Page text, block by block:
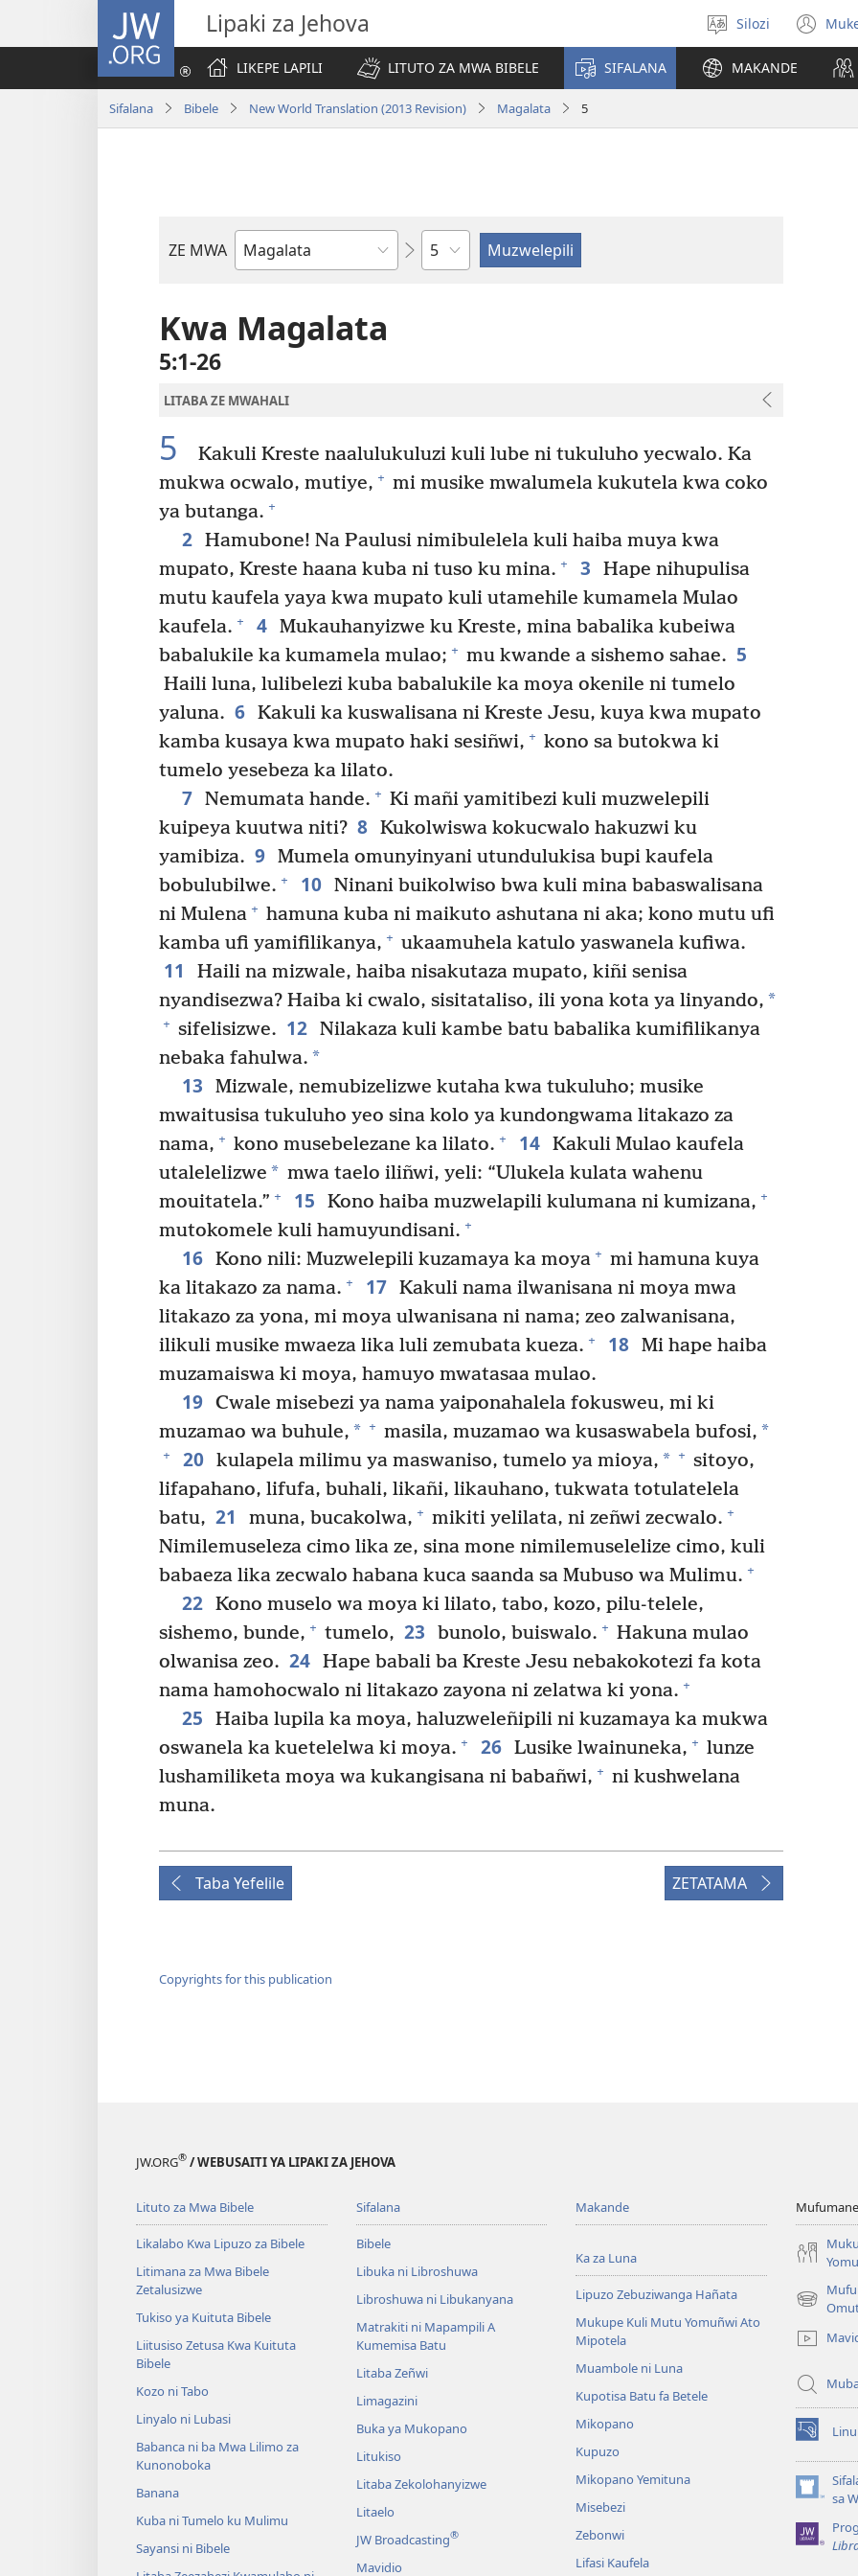
JW.ORG Lipaki za Jehova
Mukete
puo
Silozi
LIKEPE LAPILI
LITUTO ZA MWA BIBELE SIFALANA MAKANDE
Sifalana Bibele New World Translation (2013 Revision) Magalata 5
ZE MWA
Buka
Chapter
Kwa Magalata
5:1-26
LITABA ZE MWAHALI
5
Kakuli Kreste naalulukuluzi kuli lube ni tukuluho yecwalo. Ka
mukwa ocwalo, mutiye, + mi musike mwalumela kukutela kwa coko
ya butanga. +
2 Hamubone! Na Paulusi nimibulelela kuli haiba muya kwa
mupato, Kreste haana kuba ni tuso ku mina. + 3
Hape nihupulisa
mutu kaufela yaya kwa mupato kuli utamehile kumamela Mulao
kaufela. + 4 Mukauhanyizwe ku Kreste, mina babalika kubeiwa
babalukile ka kumamela mulao; + mu kwande a sishemo sahae. 5
Haili luna, lulibelezi kuba babalukile ka moya okenile ni tumelo
yaluna. 6 Kakuli ka kuswalisana ni Kreste Jesu, kuya kwa mupato
kamba kusaya kwa mupato haki sesiñwi, + kono sa butokwa ki
tumelo yesebeza ka lilato.
7 Nemumata hande. + Ki mañi yamitibezi kuli muzwelepili
kuipeya kuutwa niti? 8 Kukolwiswa kokucwalo hakuzwi ku
yamibiza. 9 Mumela omunyinyani utundulukisa bupi kaufela
bobulubilwe. + 10 Ninani buikolwiso bwa kuli mina babaswalisana
ni Mulena + hamuna kuba ni maikuto ashutana ni aka; kono mutu ufi
kamba ufi yamifilikanya, + ukaamuhela katulo yaswanela kufiwa.
11
Haili na mizwale, haiba nisakutaza mupato, kiñi senisa
nyandisezwa? Haiba ki cwalo, sisitataliso, ili yona kota ya linyando, *
+ sifelisizwe. 12 Nilakaza kuli kambe batu babalika kumifilikanya
nebaka fahulwa. *
13
Mizwale, nemubizelizwe kutaha kwa tukuluho; musike
mwaitusisa tukuluho yeo sina kolo ya kundongwama litakazo za
nama, + kono musebelezane ka lilato. + 14 Kakuli Mulao kaufela
utalelelizwe * mwa taelo iliñwi, yeli: “Ulukela kulata wahenu
mouitatela.” + 15 Kono haiba muzwelapili kulumana ni kumizana, +
mutokomele kuli hamuyundisani. +
16 Kono nili: Muzwelepili kuzamaya ka moya + mi hamuna kuya
ka litakazo za nama. + 17 Kakuli nama ilwanisana ni moya mwa
litakazo za yona, mi moya ulwanisana ni nama; zeo zalwanisana,
ilikuli musike mwaeza lika luli zemubata kueza. + 18 Mi hape haiba
muzamaiswa ki moya, hamuyo mwatasaa mulao.
19 Cwale misebezi ya nama yaiponahalela fokusweu, mi ki
muzamao wa buhule, * + masila, muzamao wa kusaswabela bufosi, *
+ 20 kulapela milimu ya maswaniso, tumelo ya mioya, * + sitoyo,
lifapahano, lifufa, buhali, likañi, likauhano, tukwata totulatelela
batu, 21 muna, bucakolwa, + mikiti yelilata, ni zeñwi zecwalo. +
Nimilemuseleza cimo lika ze, sina mone nimilemuselelize cimo, kuli
babaeza lika zecwalo habana kuca saanda sa Mubuso wa Mulimu. +
22 Kono muselo wa moya ki lilato, tabo, kozo, pilu-telele,
sishemo, bunde, + tumelo, 23 bunolo, buiswalo. + Hakuna mulao
olwanisa zeo. 24 Hape babali ba Kreste Jesu nebakokotezi fa kota
nama hamohocwalo ni litakazo zayona ni zelatwa ki yona. +
25
Haiba lupila ka moya, haluzweleñipili ni kuzamaya ka mukwa
oswanela ka kuetelelwa ki moya. + 26 Lusike lwainuneka, + lunze
lushamiliketa moya wa kukangisana ni babañwi, + ni kushwelana
muna.
Taba Yefelile ZETATAMA
Copyrights for this publication
JW.ORG® / WEBUSAITI YA LIPAKI ZA JEHOVA
Lituto za Mwa Bibele
Likalabo Kwa Lipuzo za Bibele
Litimana za Mwa Bibele
Zetalusizwe
Tukiso ya Kuituta Bibele
Liitusiso Zetusa Kwa Kuituta
Bibele
Kozo ni Tabo
Linyalo ni Lubasi
Babanca ni ba Mwa Lilimo za
Kunonoboka
Banana
Kuba ni Tumelo ku Mulimu
Sayansi ni Bibele
Sifalana
Bibele
Libuka ni Libroshuwa
Libroshuwa ni Libukanyana
Matrakiti ni Mapampili A
Kumemisa Batu
Litaba Zeñwi
Limagazini
Buka ya Mukopano
Litukiso
Litaba Zekolohanyizwe
Litaelo
JW Broadcasting®
Mavidio
Makande
Ka za Luna
Lipuzo Zebuziwanga Hañata
Mukupe Kuli Mutu Yomuñwi Ato
Mipotela
Muambole ni Luna
Kupotisa Batu fa Betele
Mikopano
Kupuzo
Mikopano Yemituna
Misebezi
Zebonwi
Lifasi Kaufela
(opens
window)
(opens
new
window)
sa
(opens
window)